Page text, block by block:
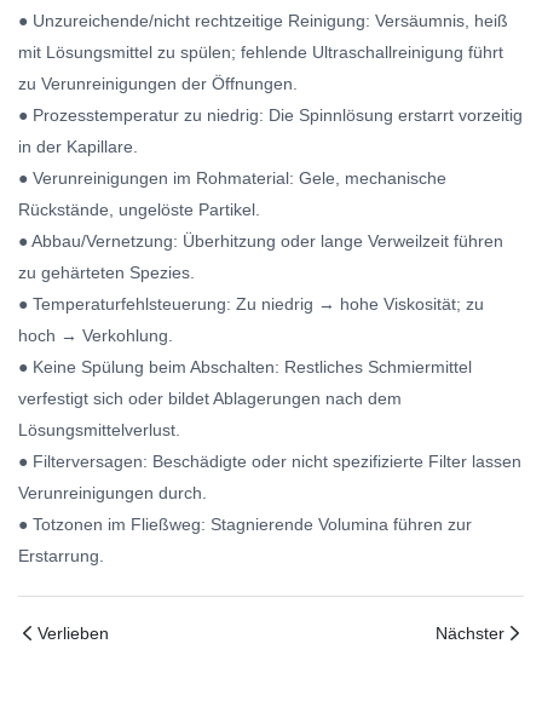
● Unzureichende/nicht rechtzeitige Reinigung: Versäumnis, heiß
mit Lösungsmittel zu spülen; fehlende Ultraschallreinigung führt
zu Verunreinigungen der Öffnungen.
● Prozesstemperatur zu niedrig: Die Spinnlösung erstarrt vorzeitig
in der Kapillare.
● Verunreinigungen im Rohmaterial: Gele, mechanische
Rückstände, ungelöste Partikel.
● Abbau/Vernetzung: Überhitzung oder lange Verweilzeit führen
zu gehärteten Spezies.
● Temperaturfehlsteuerung: Zu niedrig → hohe Viskosität; zu
hoch → Verkohlung.
● Keine Spülung beim Abschalten: Restliches Schmiermittel
verfestigt sich oder bildet Ablagerungen nach dem
Lösungsmittelverlust.
● Filterversagen: Beschädigte oder nicht spezifizierte Filter lassen
Verunreinigungen durch.
● Totzonen im Fließweg: Stagnierende Volumina führen zur
Erstarrung.
Verlieben Nächster